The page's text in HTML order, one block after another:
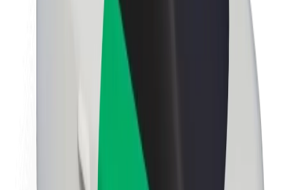
Lisätietoja Boltista
Kestävä kehitys Boltilla
Project Zero
Uutishuone
Brändiohjeistus
Missio
Sijoittajasuhteet